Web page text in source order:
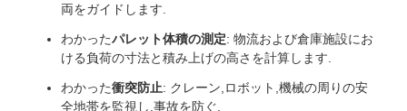
両をガイドします.
わかったパレット体積の測定: 物流および倉庫施設にお
ける負荷の寸法と積み上げの高さを計算します.
わかった衝突防止: クレーン,ロボット,機械の周りの安
全地帯を監視し,事故を防ぐ.